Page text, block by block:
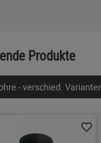
Produkte
- verschied.